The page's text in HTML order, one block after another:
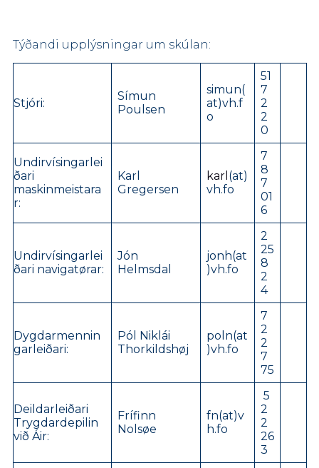
Týðandi upplýsningar um skúlan:
Stjóri:
Símun
Poulsen
simun(
at)vh.f
o
51
7
2
2
0
Undirvísingarlei
ðari
maskinmeistara
r:
Karl
Gregersen
karl (at)
vh.fo
7
8
7
01
6
Undirvísingarlei
ðari navigatørar:
Jón
Helmsdal
jonh(at
)vh.fo
2
25
8
2
4
Dygdarmennin
garleiðari:
Pól Niklái
Thorkildshøj
poln(at
)vh.fo
7
2
2
7
75
Deildarleiðari
Trygdardepilin
við Áir:
Frífinn
Nolsøe
fn(at)v
h.fo
5
2
2
26
3